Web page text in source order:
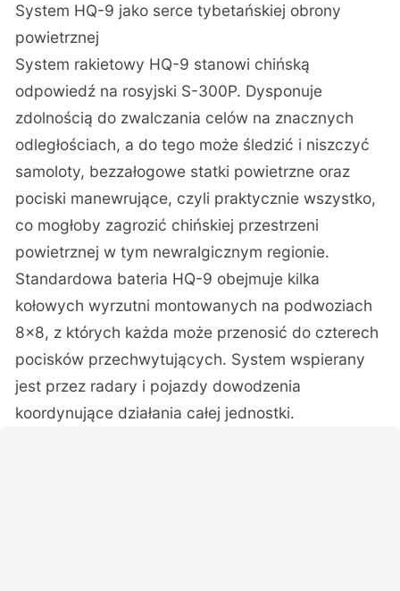
System HQ-9 jako serce tybetańskiej obrony
powietrznej
System rakietowy HQ-9 stanowi chińską
odpowiedź na rosyjski S-300P. Dysponuje
zdolnością do zwalczania celów na znacznych
odległościach, a do tego może śledzić i niszczyć
samoloty, bezzałogowe statki powietrzne oraz
pociski manewrujące, czyli praktycznie wszystko,
co mogłoby zagrozić chińskiej przestrzeni
powietrznej w tym newralgicznym regionie.
Standardowa bateria HQ-9 obejmuje kilka
kołowych wyrzutni montowanych na podwoziach
8×8, z których każda może przenosić do czterech
pocisków przechwytujących. System wspierany
jest przez radary i pojazdy dowodzenia
koordynujące działania całej jednostki.